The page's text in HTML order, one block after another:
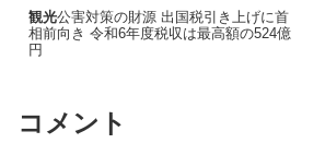
観光公害対策の財源 出国税引き上げに首
相前向き 令和6年度税収は最高額の524億
円
コメント